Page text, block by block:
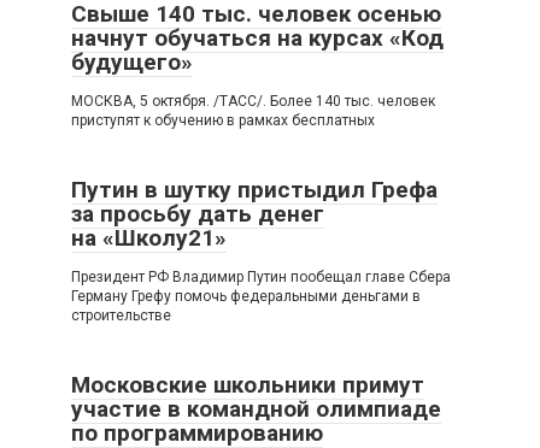
Свыше 140 тыс. человек осенью
начнут обучаться на курсах «Код
будущего»
МОСКВА, 5 октября. /ТАСС/. Более 140 тыс. человек
приступят к обучению в рамках бесплатных
Путин в шутку пристыдил Грефа
за просьбу дать денег
на «Школу21»
Президент РФ Владимир Путин пообещал главе Сбера
Герману Грефу помочь федеральными деньгами в
строительстве
Московские школьники примут
участие в командной олимпиаде
по программированию